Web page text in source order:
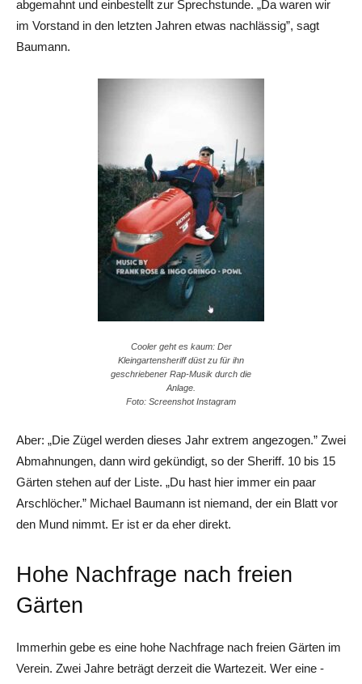
abgemahnt und einbestellt zur Sprechstunde. „Da waren wir
im Vorstand in den letzten Jahren etwas nachlässig”, sagt
Baumann.
Cooler geht es kaum: Der
Kleingartensheriff düst zu für ihn
geschriebener Rap-Musik durch die
Anlage.
Foto: Screenshot Instagram
Aber: „Die Zügel werden dieses Jahr extrem angezogen.” Zwei
Abmahnungen, dann wird gekündigt, so der Sheriff. 10 bis 15
Gärten stehen auf der Liste. „Du hast hier immer ein paar
Arschlöcher.” Michael Baumann ist niemand, der ein Blatt vor
den Mund nimmt. Er ist er da eher direkt.
Hohe Nachfrage nach freien
Gärten
Immerhin gebe es eine hohe Nachfrage nach freien Gärten im
Verein. Zwei Jahre beträgt derzeit die Wartezeit. Wer eine ­